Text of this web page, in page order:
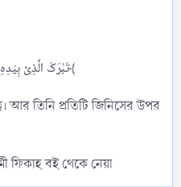
تَبٰرَکَ الَّذِیۡ بِیَدِهِ الۡمُلۡکُ ۫ وَ هُوَ عَلٰی کُلِّ شَیۡءٍ قَدِیۡرُۨ ۙ﴿۱﴾
আর তিনি প্রতিটি জিনিসের উপর
বই থেকে নেয়া